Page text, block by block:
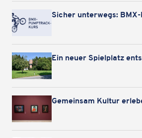
Sicher unter­wegs:
Ein neuer Spiel­platz
Gemein­sam Kultur